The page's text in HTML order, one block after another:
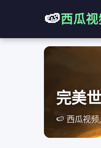
🍉西瓜视
神印
🍉 西瓜视